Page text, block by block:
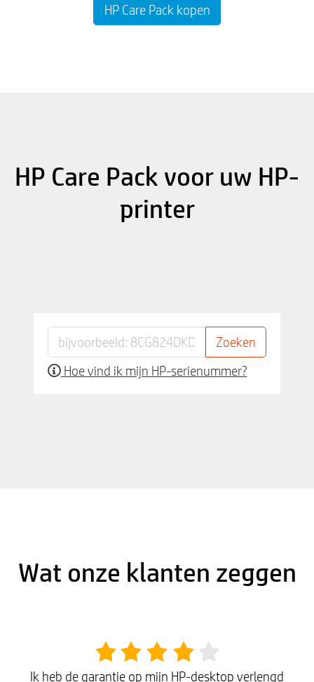
HP Care Pack kopen
HP Care Pack voor uw HP-
printer
Hoe vind ik mijn HP-serienummer?
Wat onze klanten zeggen
Ik heb de garantie op mijn HP-desktop verlengd